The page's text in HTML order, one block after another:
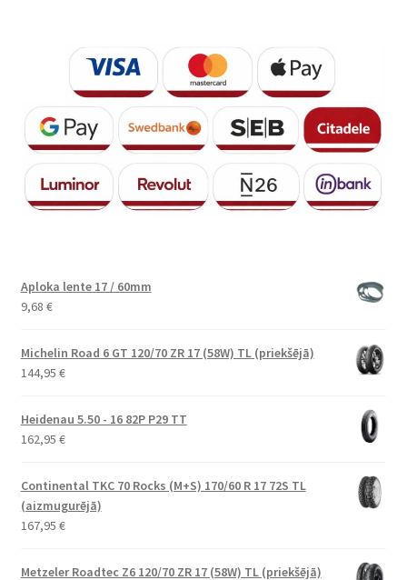
Aploka lente 17 / 60mm
9,68 €
Michelin Road 6 GT 120/70 ZR 17 (58W) TL (priekšējā)
144,95 €
Heidenau 5.50 - 16 82P P29 TT
162,95 €
Continental TKC 70 Rocks (M+S) 170/60 R 17 72S TL
(aizmugurējā)
167,95 €
Metzeler Roadtec Z6 120/70 ZR 17 (58W) TL (priekšējā)